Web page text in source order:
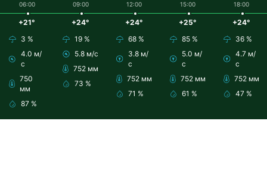
06:00
+21°
3 %
4.0 м/
с
750
мм
87 %
09:00
+24°
19 %
5.8 м/с
752 мм
73 %
12:00
+24°
68 %
3.8 м/
с
752 мм
71 %
15:00
+25°
85 %
5.0 м/
с
752 мм
61 %
18:00
+24°
36 %
4.7 м/
с
752 мм
47 %